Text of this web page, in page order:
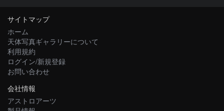
サイトマップ
ホーム
天体写真ギャラリーについて
利用規約
ログイン/新規登録
お問い合わせ
会社情報
アストロアーツ